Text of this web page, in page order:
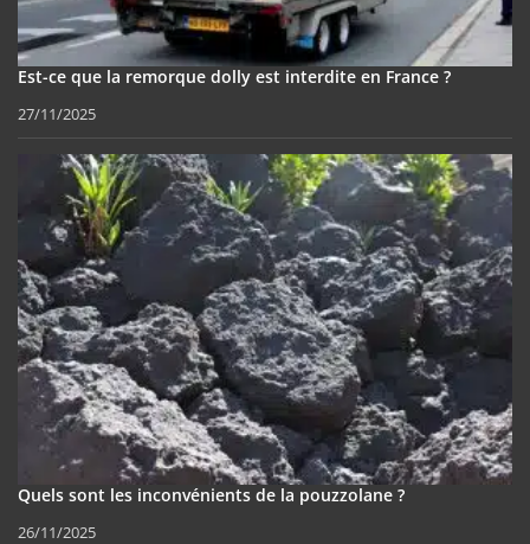
Est-ce que la remorque dolly est interdite en France ?
27/11/2025
Quels sont les inconvénients de la pouzzolane ?
26/11/2025